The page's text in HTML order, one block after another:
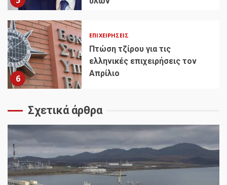
6
ΕΠΙΧΕΙΡΉΣΕΙΣ
Πτώση τζίρου για τις
ελληνικές επιχειρήσεις τον
Απρίλιο
Σχετικά άρθρα